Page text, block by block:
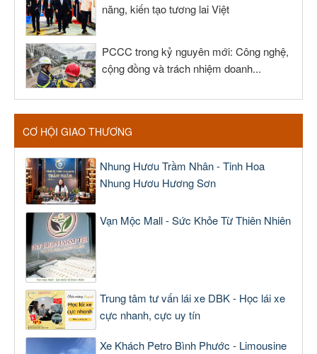
năng, kiến tạo tương lai Việt
PCCC trong kỷ nguyên mới: Công nghệ,
cộng đồng và trách nhiệm doanh...
CƠ HỘI GIAO THƯƠNG
Nhung Hươu Trầm Nhân - Tinh Hoa
Nhung Hươu Hương Sơn
Vạn Mộc Mall - Sức Khỏe Từ Thiên Nhiên
Trung tâm tư vấn lái xe DBK - Học lái xe
cực nhanh, cực uy tín
Xe Khách Petro Bình Phước - Limousine